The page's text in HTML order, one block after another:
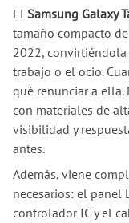
El Samsung Galaxy
tamaño compacto
2022,
trabajo o el ocio.
qué renunciar a ella.
con materiales de
visibilidad y
antes.
Además, viene
necesarios: el panel
controlador IC y el